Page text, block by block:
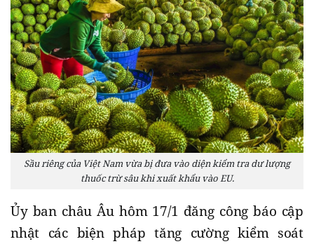
Sầu riêng của Việt Nam vừa bị đưa vào diện kiểm tra dư lượng
thuốc trừ sâu khi xuất khẩu vào EU.
Ủy ban châu Âu hôm 17/1 đăng công báo cập
nhật các biện pháp tăng cường kiểm soát